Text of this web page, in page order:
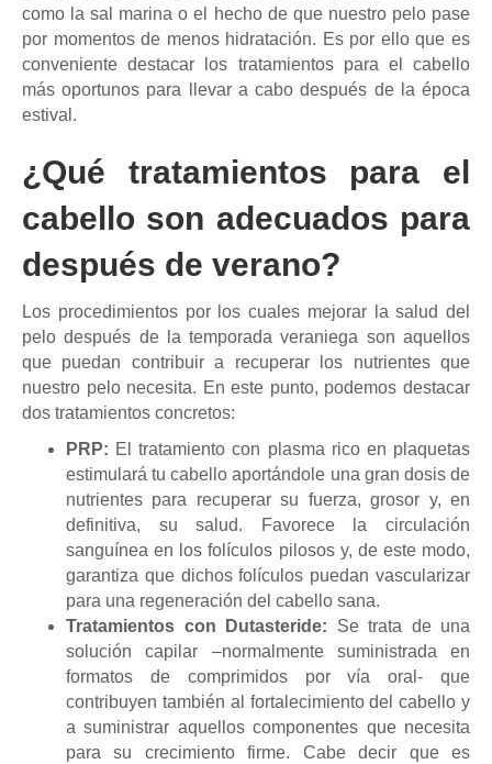
como la sal marina o el hecho de que nuestro pelo pase
por momentos de menos hidratación. Es por ello que es
conveniente destacar los tratamientos para el cabello
más oportunos para llevar a cabo después de la época
estival.
¿Qué tratamientos para el
cabello son adecuados para
después de verano?
Los procedimientos por los cuales mejorar la salud del
pelo después de la temporada veraniega son aquellos
que puedan contribuir a recuperar los nutrientes que
nuestro pelo necesita. En este punto, podemos destacar
dos tratamientos concretos:
PRP: El tratamiento con plasma rico en plaquetas
estimulará tu cabello aportándole una gran dosis de
nutrientes para recuperar su fuerza, grosor y, en
definitiva, su salud. Favorece la circulación
sanguínea en los folículos pilosos y, de este modo,
garantiza que dichos folículos puedan vascularizar
para una regeneración del cabello sana.
Tratamientos con Dutasteride: Se trata de una
solución capilar –normalmente suministrada en
formatos de comprimidos por vía oral- que
contribuyen también al fortalecimiento del cabello y
a suministrar aquellos componentes que necesita
para su crecimiento firme. Cabe decir que es